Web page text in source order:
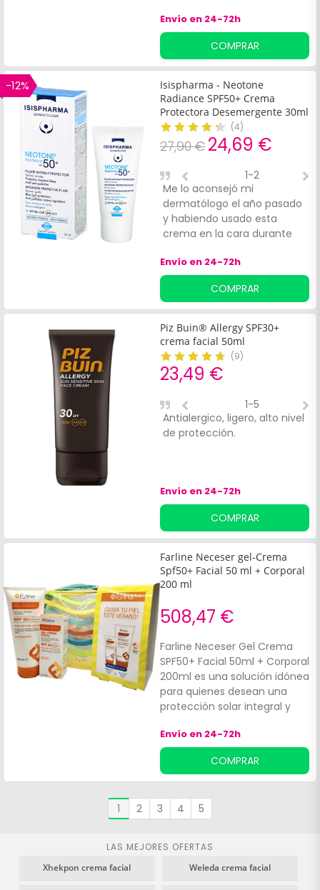
Envío en 24-72h
COMPRAR
-12%
Isispharma - Neotone
Radiance SPF50+ Crema
Protectora Desemergente 30ml
(4)
27,90 € 24,69 €
Me lo aconsejó mi
dermatólogo el año pasado
y habiendo usado esta
crema en la cara durante
salido manchas oscuras, así
que la he vuelto a comprar
para este verano.
1-2
Envío en 24-72h
COMPRAR
Piz Buin® Allergy SPF30+
crema facial 50ml
(9)
23,49 €
Antialergico, ligero, alto nivel
de protección.
1-5
Envío en 24-72h
COMPRAR
Farline Neceser gel-Crema
Spf50+ Facial 50 ml + Corporal
200 ml
508,47 €
Farline Neceser Gel Crema
SPF50+ Facial 50ml + Corporal
200ml es una solución idónea
para quienes desean una
protección solar integral y
como para el cuerpo. Este
conjunto ofrece una alta
protección SPF50+, esencial
para resguardar la piel de los
efectos nocivos del sol y
prevenir el envejecimiento
solares.
Envío en 24-72h
COMPRAR
1 2 3 4 5
LAS MEJORES OFERTAS
Xhekpon crema facial
Weleda crema facial